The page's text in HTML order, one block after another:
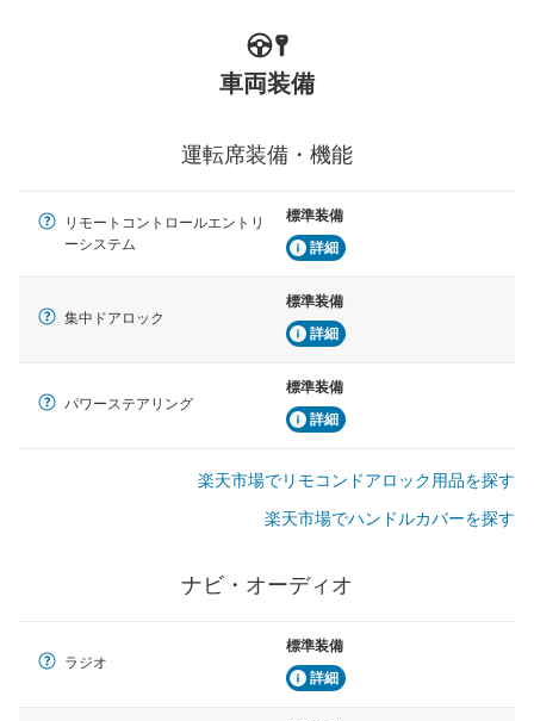
車両装備
運転席装備・機能
リモートコントロールエントリ
ーシステム
標準装備
詳細
集中ドアロック
標準装備
詳細
パワーステアリング
標準装備
詳細
楽天市場でリモコンドアロック用品を探す
楽天市場でハンドルカバーを探す
ナビ・オーディオ
ラジオ
標準装備
詳細